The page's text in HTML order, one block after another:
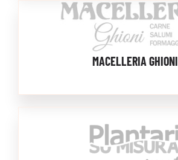
MACELLERIA GHIONI